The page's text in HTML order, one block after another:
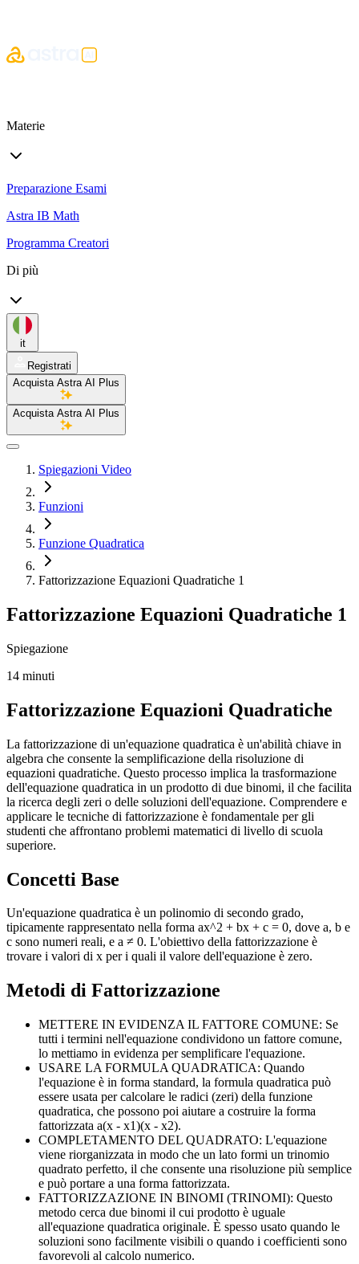
Materie
Preparazione Esami
Astra IB Math
Programma Creatori
Di più
it
Registrati
Acquista Astra AI Plus
Acquista Astra AI Plus
Spiegazioni Video
Funzioni
Funzione Quadratica
Fattorizzazione Equazioni Quadratiche 1
Fattorizzazione Equazioni Quadratiche 1
Spiegazione
14 minuti
Fattorizzazione Equazioni Quadratiche
La fattorizzazione di un'equazione quadratica è un'abilità chiave in
algebra che consente la semplificazione della risoluzione di
equazioni quadratiche. Questo processo implica la trasformazione
dell'equazione quadratica in un prodotto di due binomi, il che facilita
la ricerca degli zeri o delle soluzioni dell'equazione. Comprendere e
applicare le tecniche di fattorizzazione è fondamentale per gli
studenti che affrontano problemi matematici di livello di scuola
superiore.
Concetti Base
Un'equazione quadratica è un polinomio di secondo grado,
tipicamente rappresentato nella forma ax^2 + bx + c = 0, dove a, b e
c sono numeri reali, e a ≠ 0. L'obiettivo della fattorizzazione è
trovare i valori di x per i quali il valore dell'equazione è zero.
Metodi di Fattorizzazione
METTERE IN EVIDENZA IL FATTORE COMUNE: Se
tutti i termini nell'equazione condividono un fattore comune,
lo mettiamo in evidenza per semplificare l'equazione.
USARE LA FORMULA QUADRATICA: Quando
l'equazione è in forma standard, la formula quadratica può
essere usata per calcolare le radici (zeri) della funzione
quadratica, che possono poi aiutare a costruire la forma
fattorizzata a(x - x1)(x - x2).
COMPLETAMENTO DEL QUADRATO: L'equazione
viene riorganizzata in modo che un lato formi un trinomio
quadrato perfetto, il che consente una risoluzione più semplice
e può portare a una forma fattorizzata.
FATTORIZZAZIONE IN BINOMI (TRINOMI): Questo
metodo cerca due binomi il cui prodotto è uguale
all'equazione quadratica originale. È spesso usato quando le
soluzioni sono facilmente visibili o quando i coefficienti sono
favorevoli al calcolo numerico.